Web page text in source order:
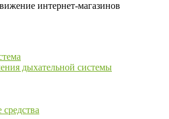
интернет-магазинов
дыхательной системы